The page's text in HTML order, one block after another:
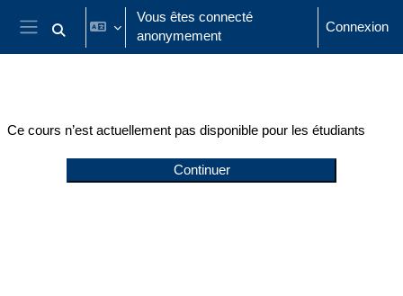
Passer au contenu principal
Panneau latéral
Activer/désactiver la saisie de recherche
Vous êtes connecté
anonymement
Connexion
Ce cours n’est actuellement pas disponible pour les étudiants
Continuer